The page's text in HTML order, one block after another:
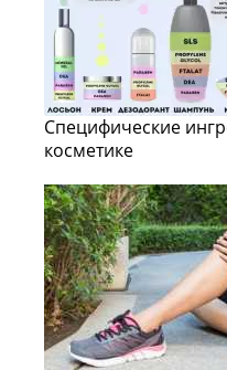
Специфические
косметике